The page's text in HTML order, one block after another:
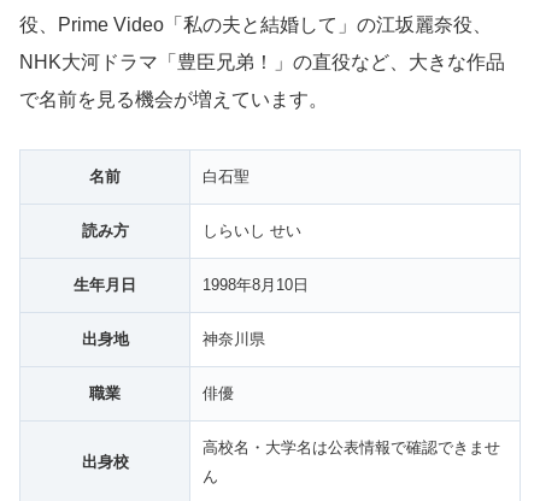
役、Prime Video「私の夫と結婚して」の江坂麗奈役、
NHK大河ドラマ「豊臣兄弟！」の直役など、大きな作品
で名前を見る機会が増えています。
名前 白石聖
読み方 しらいし せい
生年月日 1998年8月10日
出身地 神奈川県
職業 俳優
出身校
高校名・大学名は公表情報で確認できませ
ん